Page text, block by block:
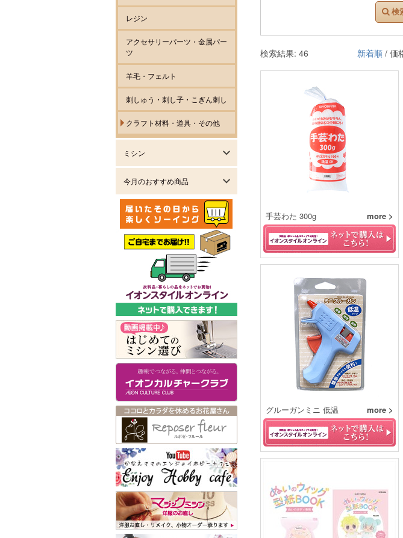
検
検索結果: 46 新着順 / 価
手芸わた 300g more >
グルーガンミニ 低温 more >
レジン
アクセサリーパーツ・金属パー
ツ
羊毛・フェルト
刺しゅう・刺し子・こぎん刺し
クラフト材料・道具・その他
ミシン
今月のおすすめ商品